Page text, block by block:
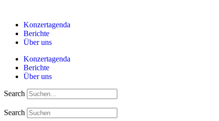
springenKonzertagenda
Berichte
Über uns
Konzertagenda
Berichte
Über uns
Search
Search